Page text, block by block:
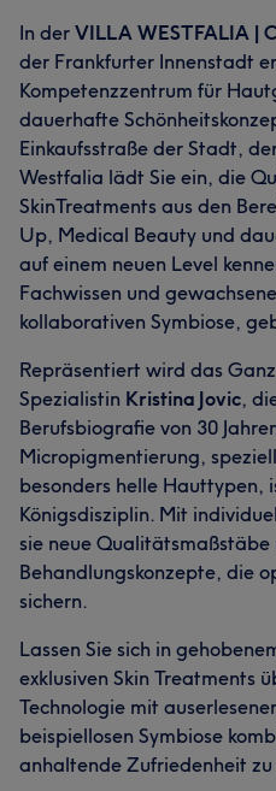
In der VILLA WESTFALIA |
der Frankfurter Innenstadt
Kompetenzzentrum für
dauerhafte
Einkaufsstraße der Stadt,
Westfalia lädt Sie ein, die
SkinTreatments aus den
Up, Medical Beauty und
auf einem neuen Level
Fachwissen und
kollaborativen Symbiose,
Repräsentiert wird das
Spezialistin Kristina Jovic,
Berufsbiografie von 30
Micropigmentierung,
besonders helle Hauttypen,
Königsdisziplin. Mit
sie neue
Behandlungskonzepte, die
sichern.
Lassen Sie sich in
exklusiven Skin Treatments
Technologie mit
beispiellosen Symbiose
anhaltende Zufriedenheit